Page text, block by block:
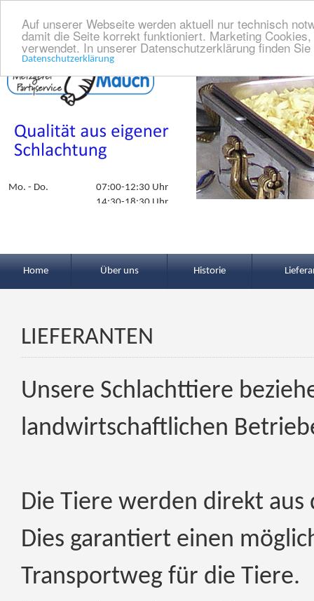
Auf unserer Webseite werden aktuell nur technisch
damit die Seite korrekt funktioniert. Marketing
verwendet. In unserer Datenschutzerklärung finden
Datenschutzerklärung
Mo. - Do.
07:00-12:30 Uhr
14:30-18:30 Uhr
Dienstagnachmittag geschlossen
Home Über uns Historie
LIEFERANTEN
Unsere Schlachttiere
landwirtschaftlichen
Die Tiere werden direkt
Dies garantiert einen
Transportweg für die Tiere.